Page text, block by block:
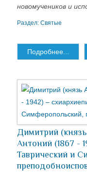
новомучеников и
Раздел: Святые
Подробнее...
Димитрий
Антоний (1867 -
Таврический и